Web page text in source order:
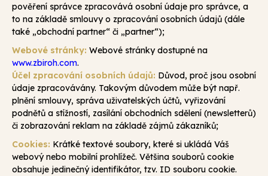
pověření správce zpracovává osobní údaje pro správce, a
to na základě smlouvy o zpracování osobních údajů (dále
také „obchodní partner“ či „partner“);
Webové stránky: Webové stránky dostupné na
www.zbiroh.com.
Účel zpracování osobních údajů: Důvod, proč jsou osobní
údaje zpracovávány. Takovým důvodem může být např.
plnění smlouvy, správa uživatelských účtů, vyřizování
podnětů a stížností, zasílání obchodních sdělení (newsletterů)
či zobrazování reklam na základě zájmů zákazníků;
Cookies: Krátké textové soubory, které si ukládá Váš
webový nebo mobilní prohlížeč. Většina souborů cookie
obsahuje jedinečný identifikátor, tzv. ID souboru cookie.